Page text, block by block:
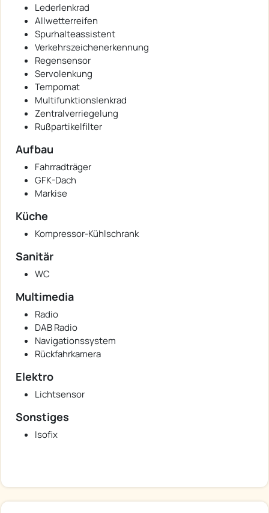
Lederlenkrad
Allwetterreifen
Spurhalteassistent
Verkehrszeichenerkennung
Regensensor
Servolenkung
Tempomat
Multifunktionslenkrad
Zentralverriegelung
Rußpartikelfilter
Aufbau
Fahrradträger
GFK-Dach
Markise
Küche
Kompressor-Kühlschrank
Sanitär
WC
Multimedia
Radio
DAB Radio
Navigationssystem
Rückfahrkamera
Elektro
Lichtsensor
Sonstiges
Isofix